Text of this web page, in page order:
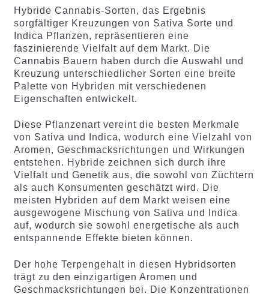
Hybride Cannabis-Sorten, das Ergebnis
sorgfältiger Kreuzungen von Sativa Sorte und
Indica Pflanzen, repräsentieren eine
faszinierende Vielfalt auf dem Markt. Die
Cannabis Bauern haben durch die Auswahl und
Kreuzung unterschiedlicher Sorten eine breite
Palette von Hybriden mit verschiedenen
Eigenschaften entwickelt.
Diese Pflanzenart vereint die besten Merkmale
von Sativa und Indica, wodurch eine Vielzahl von
Aromen, Geschmacksrichtungen und Wirkungen
entstehen. Hybride zeichnen sich durch ihre
Vielfalt und Genetik aus, die sowohl von Züchtern
als auch Konsumenten geschätzt wird. Die
meisten Hybriden auf dem Markt weisen eine
ausgewogene Mischung von Sativa und Indica
auf, wodurch sie sowohl energetische als auch
entspannende Effekte bieten können.
Der hohe Terpengehalt in diesen Hybridsorten
trägt zu den einzigartigen Aromen und
Geschmacksrichtungen bei. Die Konzentrationen